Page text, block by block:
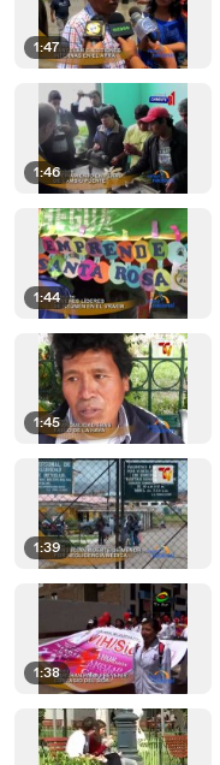
1:47
1:46
1:44
1:45
1:39
1:38